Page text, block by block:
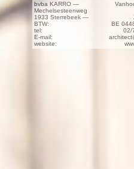
bvba KARRO —
Mechelsesteenweg
1933 Sterrebeek —
BTW:
BE
tel:
02/
E-mail:
website: